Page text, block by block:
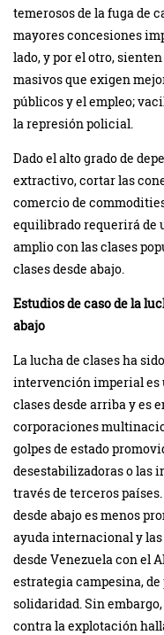
temerosos de la fuga de
mayores concesiones
lado, y por el otro,
masivos que exigen
públicos y el empleo;
la represión policial.
Dado el alto grado de
extractivo, cortar las
comercio de
equilibrado requerirá de
amplio con las clases
clases desde abajo.
Estudios de caso de la
abajo
La lucha de clases ha
intervención imperial es
clases desde arriba y es
corporaciones
golpes de estado
desestabilizadoras o las
través de terceros
desde abajo es menos
ayuda internacional y
desde Venezuela con el
estrategia campesina,
solidaridad. Sin
contra la explotación